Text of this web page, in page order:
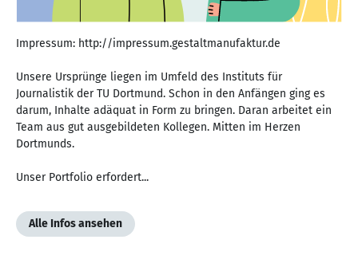
Impressum: http://impressum.gestaltmanufaktur.de
Unsere Ursprünge liegen im Umfeld des Instituts für
Journalistik der TU Dortmund. Schon in den Anfängen ging es
darum, Inhalte adäquat in Form zu bringen. Daran arbeitet ein
Team aus gut ausgebildeten Kollegen. Mitten im Herzen
Dortmunds.
Unser Portfolio erfordert...
Alle Infos ansehen